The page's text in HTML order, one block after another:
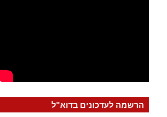
הרשמה לעדכונים בדוא"ל